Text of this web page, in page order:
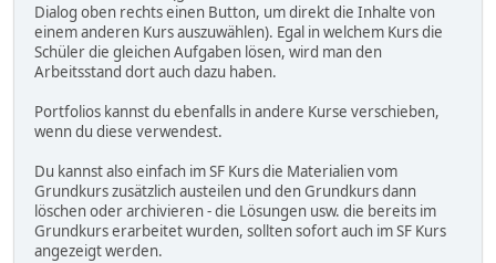
Dialog oben rechts einen Button, um direkt die Inhalte von
einem anderen Kurs auszuwählen). Egal in welchem Kurs die
Schüler die gleichen Aufgaben lösen, wird man den
Arbeitsstand dort auch dazu haben.
Portfolios kannst du ebenfalls in andere Kurse verschieben,
wenn du diese verwendest.
Du kannst also einfach im SF Kurs die Materialien vom
Grundkurs zusätzlich austeilen und den Grundkurs dann
löschen oder archivieren - die Lösungen usw. die bereits im
Grundkurs erarbeitet wurden, sollten sofort auch im SF Kurs
angezeigt werden.